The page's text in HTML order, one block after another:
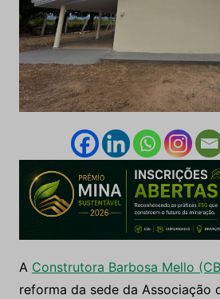
A Construtora Barbosa Mello
reforma da sede da Associação